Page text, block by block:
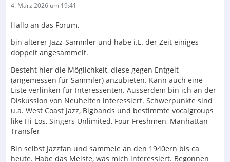
4. März 2026 um 19:41
Hallo an das Forum,
bin älterer Jazz-Sammler und habe i.L. der Zeit einiges
doppelt angesammelt.
Besteht hier die Möglichkeit, diese gegen Entgelt
(angemessen für Sammler) anzubieten. Kann auch eine
Liste verlinken für Interessenten. Ausserdem bin ich an der
Diskussion von Neuheiten interessiert. Schwerpunkte sind
u.a. West Coast Jazz, Bigbands und bestimmte vocalgroups
like Hi-Los, Singers Unlimited, Four Freshmen, Manhattan
Transfer
Bin selbst Jazzfan und sammele an den 1940ern bis ca
heute. Habe das Meiste, was mich interessiert. Begonnen